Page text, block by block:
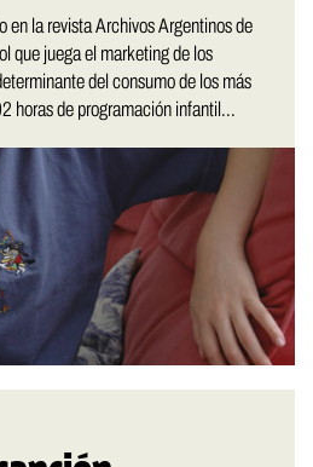
en la revista Archivos Argentinos de
que juega el marketing de los
del consumo de los más
horas de programación infantil...